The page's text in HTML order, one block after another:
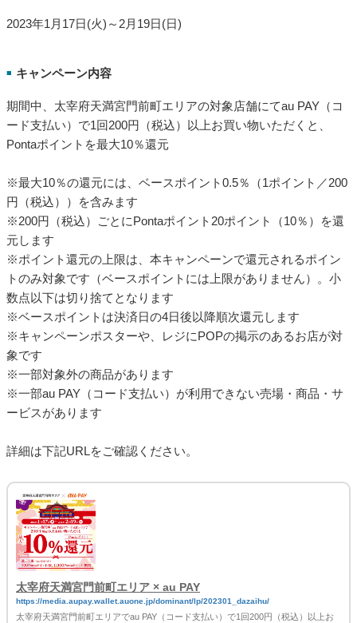
2023年1月17日(火)～2月19日(日)
■ キャンペーン内容
期間中、太宰府天満宮門前町エリアの対象店舗にてau PAY（コ
ード支払い）で1回200円（税込）以上お買い物いただくと、
Pontaポイントを最大10％還元
※最大10％の還元には、ベースポイント0.5％（1ポイント／200
円（税込））を含みます
※200円（税込）ごとにPontaポイント20ポイント（10％）を還
元します
※ポイント還元の上限は、本キャンペーンで還元されるポイン
トのみ対象です（ベースポイントには上限がありません）。小
数点以下は切り捨てとなります
※ベースポイントは決済日の4日後以降順次還元します
※キャンペーンポスターや、レジにPOPの掲示のあるお店が対
象です
※一部対象外の商品があります
※一部au PAY（コード支払い）が利用できない売場・商品・サ
ービスがあります
詳細は下記URLをご確認ください。
太宰府天満宮門前町エリア × au PAY
https://media.aupay.wallet.auone.jp/dominant/lp/202301_dazaihu/
太宰府天満宮門前町エリアでau PAY（コード支払い）で1回200円（税込）以上お